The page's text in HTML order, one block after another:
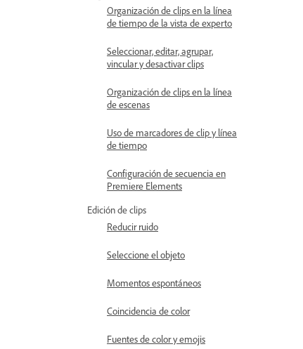
Organización de clips en la línea
de tiempo de la vista de experto
Seleccionar, editar, agrupar,
vincular y desactivar clips
Organización de clips en la línea
de escenas
Uso de marcadores de clip y línea
de tiempo
Configuración de secuencia en
Premiere Elements
Edición de clips
Reducir ruido
Seleccione el objeto
Momentos espontáneos
Coincidencia de color
Fuentes de color y emojis